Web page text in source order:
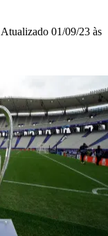
Atualizado 01/09/23 às